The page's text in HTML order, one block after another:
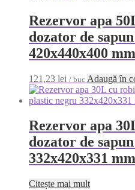
Rezervor apa
dozator de
420x440x400 mm
121,23 lei / buc Adaugă în
Rezervor apa
dozator de
332x420x331 mm
Citește mai mult